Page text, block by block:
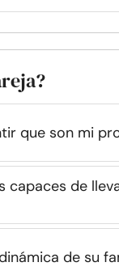
que son mi
capaces de
de su